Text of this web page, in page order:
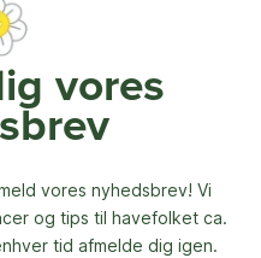
vores
vores nyhedsbrev! Vi
og tips til havefolket ca.
tid afmelde dig igen.